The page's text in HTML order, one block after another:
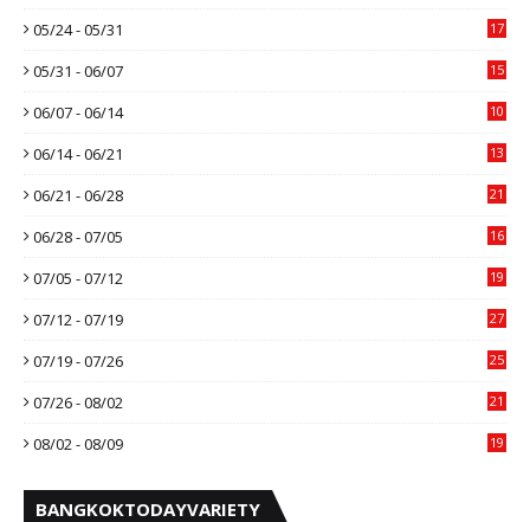
05/24 - 05/31 17
05/31 - 06/07 15
06/07 - 06/14 10
06/14 - 06/21 13
06/21 - 06/28 21
06/28 - 07/05 16
07/05 - 07/12 19
07/12 - 07/19 27
07/19 - 07/26 25
07/26 - 08/02 21
08/02 - 08/09 19
BANGKOKTODAYVARIETY